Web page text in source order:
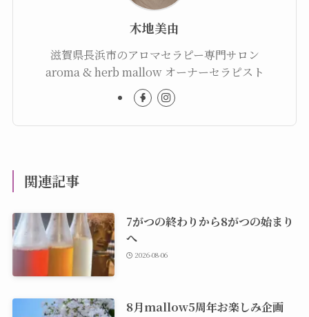
木地美由
滋賀県長浜市のアロマセラピー専門サロン
aroma & herb mallow オーナーセラピスト
関連記事
7がつの終わりから8がつの始まり
へ
2026-08-06
8月mallow5周年お楽しみ企画